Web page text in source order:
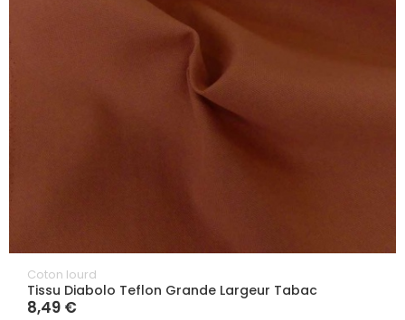
Coton lourd
Tissu Diabolo Teflon Grande Largeur Tabac
8,49 €